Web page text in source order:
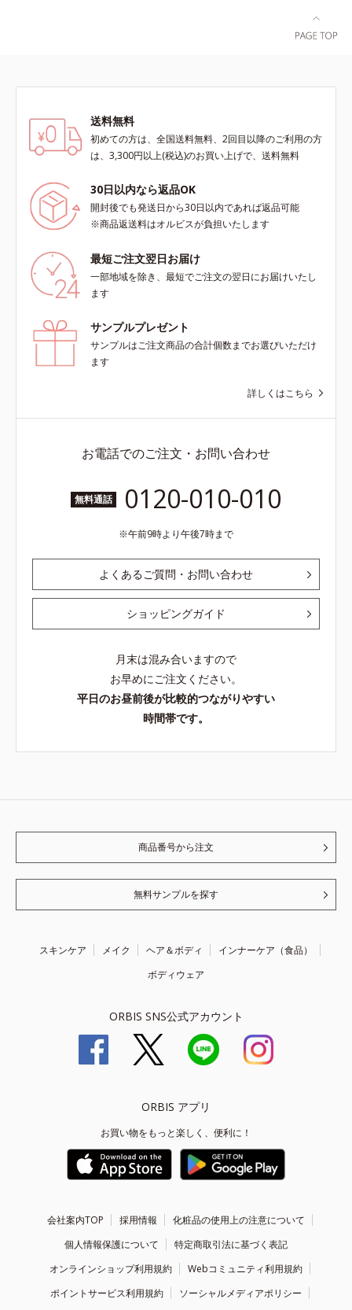
防ぐ複合成分 ※ ビルベリー葉エ
キス、タベブイアインペチギノサ樹
送料無料
初めての方は、全国送料無料、2回目以降のご利用の方
は、3,300円以上(税込)のお買い上げで、送料無料
30日以内なら返品OK
開封後でも発送日から30日以内であれば返品可能
※商品返送料はオルビスが負担いたします
最短ご注文翌日お届け
一部地域を除き、最短でご注文の翌日にお届けいたし
ます
サンプルプレゼント
サンプルはご注文商品の合計個数までお選びいただけ
ます
詳しくはこちら
お電話でのご注文・お問い合わせ
無料通話 0120-010-010
午前9時より午後7時まで
よくあるご質問・お問い合わせ
ショッピングガイド
月末は混み合いますので
お早めにご注文ください。
平日のお昼前後が比較的つながりやすい
時間帯です。
商品番号から注文
無料サンプルを探す
スキンケア メイク ヘア＆ボディ
インナーケア（食品）
ボディウェア
ORBIS SNS公式アカウント
ORBIS アプリ
お買い物をもっと楽しく、便利に！
会社案内TOP 採用情報
化粧品の使用上の注意について
個人情報保護について
特定商取引法に基づく表記
オンラインショップ利用規約
Webコミュニティ利用規約
ポイントサービス利用規約
ソーシャルメディアポリシー